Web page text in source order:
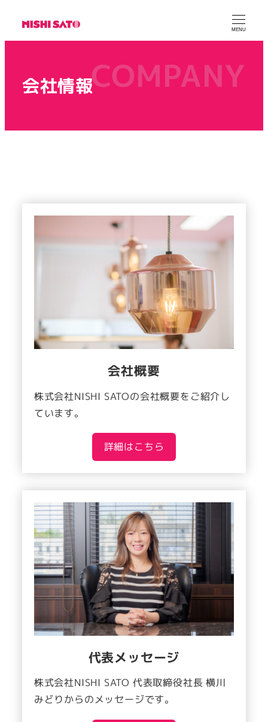
MENU
会社情報
会社概要
株式会社NISHI SATOの会社概要をご紹介し
ています。
詳細はこちら
代表メッセージ
株式会社NISHI SATO 代表取締役社長 横川
みどりからのメッセージです。